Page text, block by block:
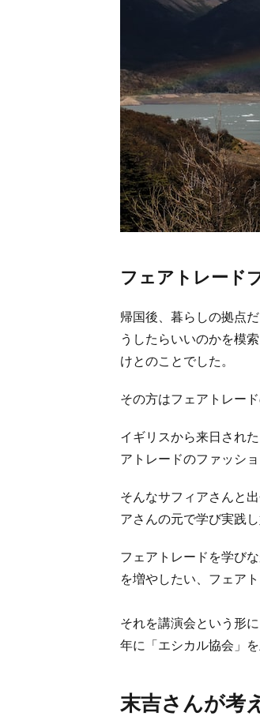
フェアトレード
帰国後、暮らしの拠点
うしたらいいのかを模
けとのことでした。
その方はフェアトレー
イギリスから来日され
アトレードのファッシ
そんなサフィアさんと
アさんの元で学び実践し
フェアトレードを学び
を増やしたい、フェア
それを講演会という形
年に「エシカル協会」
末吉さんが